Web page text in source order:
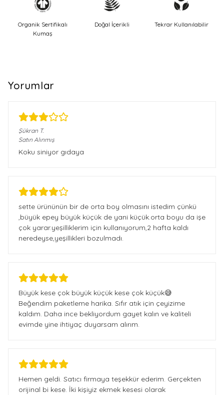
Organik Sertifikalı
Kumaş
Doğal İçerikli Tekrar Kullanılabilir
Yorumlar
Şükran T.
Satın Alınmış
Koku siniyor gıdaya
sette ürününün bir de orta boy olmasını istedim çünkü
,büyük epey büyük küçük de yani küçük.orta boyu da işe
çok yarar.yeşilliklerim için kullanıyorum,2 hafta kaldı
neredeyse,yeşillikleri bozulmadı.
Büyük kese çok büyük küçük kese çok küçük😅
Beğendim paketleme harika. Sıfır atık için çeyizime
kaldım. Daha ince bekliyordum gayet kalın ve kaliteli
evimde yine ihtiyaç duyarsam alırım.
Hemen geldi. Satıcı firmaya teşekkür ederim. Gerçekten
orijinal bi kese. İki kişiyiz ekmek kesesi olarak